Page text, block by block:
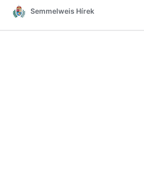
Semmelweis Hírek